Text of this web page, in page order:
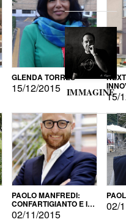
GLENDA TORRES
15/12/2015
15/
PAOLO MANFREDI:
CONFARTIGIANTO E IL
SONDAGGIO
02/11/2015
02/
IMMAGINE